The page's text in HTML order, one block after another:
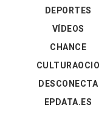
DEPORTES
VÍDEOS
CHANCE
CULTURAOCIO
DESCONECTA
EPDATA.ES